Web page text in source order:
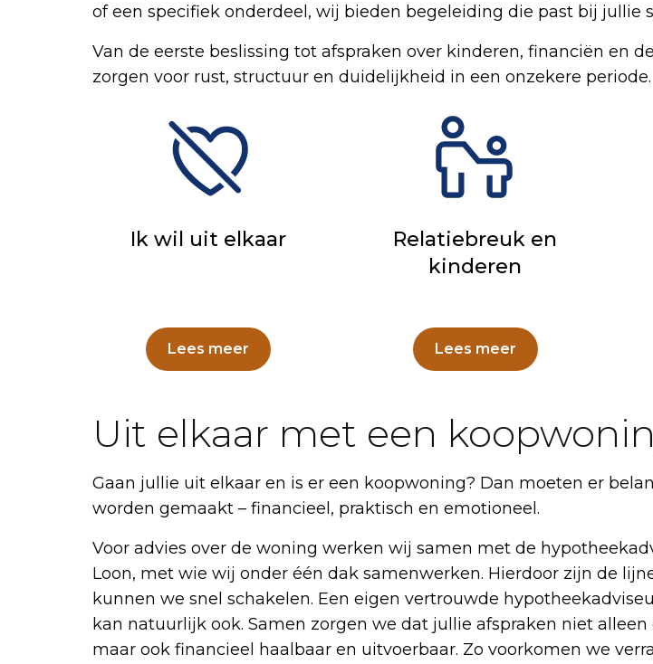
of een specifiek onderdeel, wij bieden begeleiding die past bij jullie
Van de eerste beslissing tot afspraken over kinderen, financiën en
zorgen voor rust, structuur en duidelijkheid in een onzekere periode.
Ik wil uit elkaar
Lees meer
Relatiebreuk en
kinderen
Lees meer
Uit elkaar met een
Gaan jullie uit elkaar en is er een koopwoning? Dan moeten er
worden gemaakt – financieel, praktisch en emotioneel.
Voor advies over de woning werken wij samen met de
Loon, met wie wij onder één dak samenwerken. Hierdoor zijn de
kunnen we snel schakelen. Een eigen vertrouwde
kan natuurlijk ook. Samen zorgen we dat jullie afspraken niet alleen
maar ook financieel haalbaar en uitvoerbaar. Zo voorkomen we